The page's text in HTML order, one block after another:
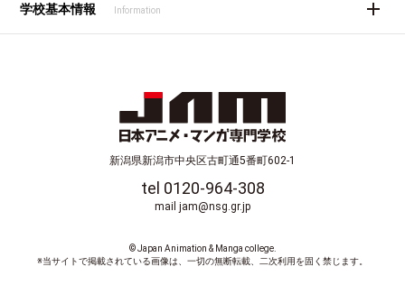
学校基本情報 Information
新潟県新潟市中央区古町通5番町602-1
tel 0120-964-308
mail jam@nsg.gr.jp
© Japan Animation & Manga college.
※当サイトで掲載されている画像は、一切の無断転載、二次利用を固く禁じます。